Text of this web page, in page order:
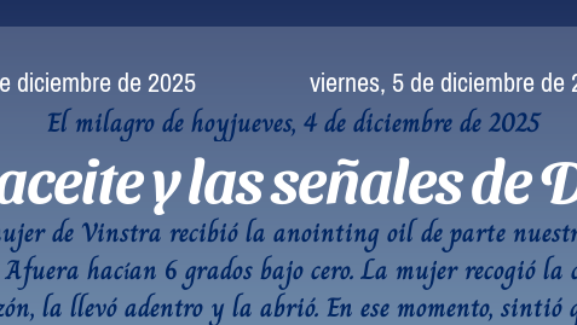
diciembre de 2025 viernes, 5 de diciembre de
El milagro de hoyjueves, 4 de diciembre de 2025
y las señales de
de Vinstra recibió la anointing oil de parte
hacían 6 grados bajo cero. La mujer recogió la
la llevó adentro y la abrió. En ese momento, sintió